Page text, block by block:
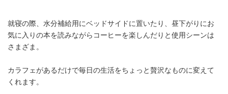
就寝の際、水分補給用にベッドサイドに置いたり、昼下がりにお
気に入りの本を読みながらコーヒーを楽しんだりと使用シーンは
さまざま。
カラフェがあるだけで毎日の生活をちょっと贅沢なものに変えて
くれます。